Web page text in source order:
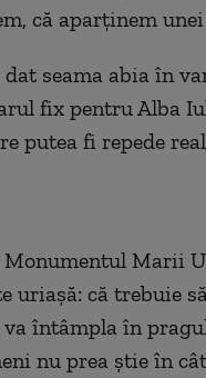
că aparţinem
seama abia în
fix pentru Alba
putea fi repede
Marii
că trebuie
va întâmpla în
nu prea ştie în